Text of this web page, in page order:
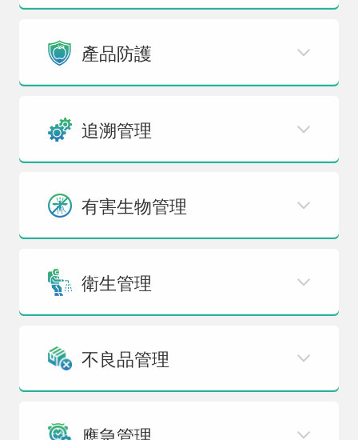
產品防護
追溯管理
有害生物管理
衛生管理
不良品管理
應急管理